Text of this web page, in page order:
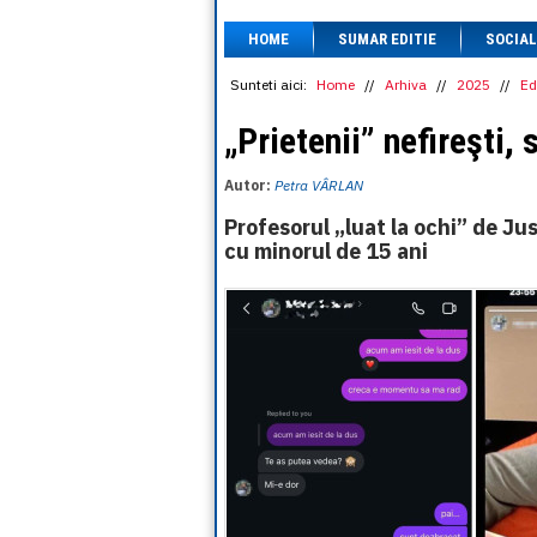
HOME SUMAR EDITIE SOCIAL
Sunteti aici: Home // Arhiva // 2025 //
„Prietenii” nefireşti,
Autor: Petra VÂRLAN
Profesorul „luat la ochi” de
cu minorul de 15 ani